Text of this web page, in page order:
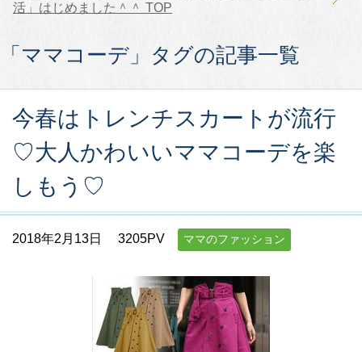
活」はじめました＾＾ TOP
「ママコーデ」タグの記事一覧
今春はトレンチスカートが流行
♡大人かわいいママコーデを楽
しもう♡
2018年2月13日 3205PV ママのファッション